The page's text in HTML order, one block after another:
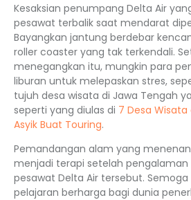
Kesaksian penumpang Delta Air
pesawat terbalik saat mendarat
Bayangkan jantung berdebar
roller coaster yang tak terkendali.
menegangkan itu, mungkin para
liburan untuk melepaskan stres,
tujuh desa wisata di Jawa Tengah
seperti yang diulas di 7 Desa
Asyik Buat Touring.
Pemandangan alam yang
menjadi terapi setelah
pesawat Delta Air tersebut.
pelajaran berharga bagi dunia